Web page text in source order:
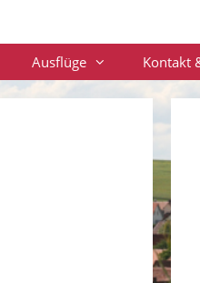
Ausflüge Kontakt